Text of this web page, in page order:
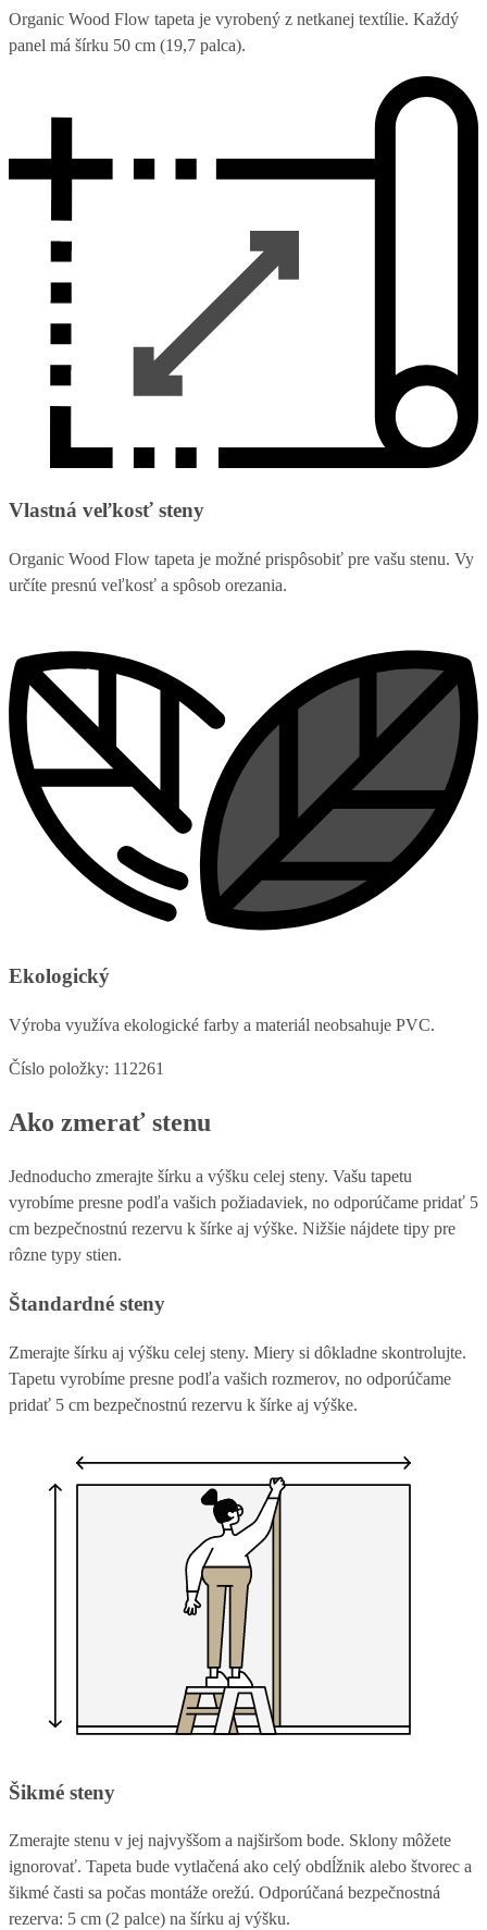
Organic Wood Flow tapeta je vyrobený z netkanej textílie. Každý
panel má šírku 50 cm (19,7 palca).
Vlastná veľkosť steny
Organic Wood Flow tapeta je možné prispôsobiť pre vašu stenu. Vy
určíte presnú veľkosť a spôsob orezania.
Ekologický
Výroba využíva ekologické farby a materiál neobsahuje PVC.
Číslo položky: 112261
Ako zmerať stenu
Jednoducho zmerajte šírku a výšku celej steny. Vašu tapetu
vyrobíme presne podľa vašich požiadaviek, no odporúčame pridať 5
cm bezpečnostnú rezervu k šírke aj výške. Nižšie nájdete tipy pre
rôzne typy stien.
Štandardné steny
Zmerajte šírku aj výšku celej steny. Miery si dôkladne skontrolujte.
Tapetu vyrobíme presne podľa vašich rozmerov, no odporúčame
pridať 5 cm bezpečnostnú rezervu k šírke aj výške.
Šikmé steny
Zmerajte stenu v jej najvyššom a najširšom bode. Sklony môžete
ignorovať. Tapeta bude vytlačená ako celý obdĺžnik alebo štvorec a
šikmé časti sa počas montáže orežú. Odporúčaná bezpečnostná
rezerva: 5 cm (2 palce) na šírku aj výšku.